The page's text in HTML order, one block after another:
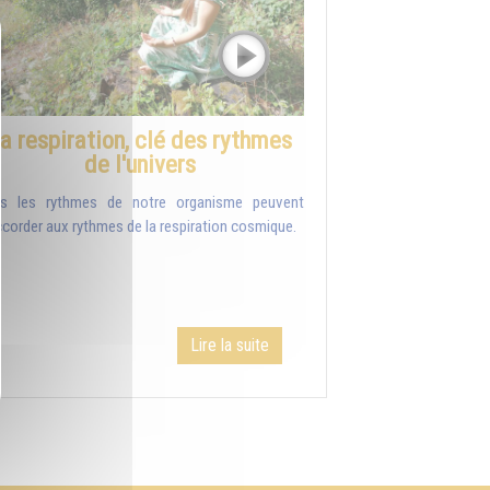
La respiration, clé des rythmes
de l'univers
les rythmes de notre organisme peuvent
aux rythmes de la respiration cosmique.
Lire la suite